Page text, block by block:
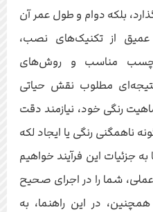
بلکه دوام و طول عمر آن
از تکنیک‌های نصب،
چسب مناسب و روش‌های
مطلوب نقش حیاتی
رنگی خود، نیازمند دقت
ناهمگنی رنگی یا ایجاد لکه
جزئیات این فرآیند خواهیم
عملی، شما را در اجرای صحیح
در این راهنما، به